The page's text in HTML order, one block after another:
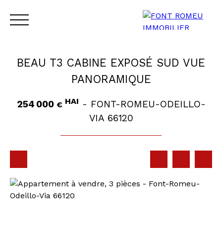
ACCUEIL VENTE LOCATION CONTACT
BEAU T3 CABINE EXPOSÉ SUD VUE
PANORAMIQUE
254 000 € HAI - FONT-ROMEU-ODEILLO-
VIA 66120